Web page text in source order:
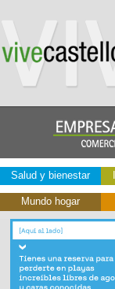
Salud y bienestar
Mundo hogar